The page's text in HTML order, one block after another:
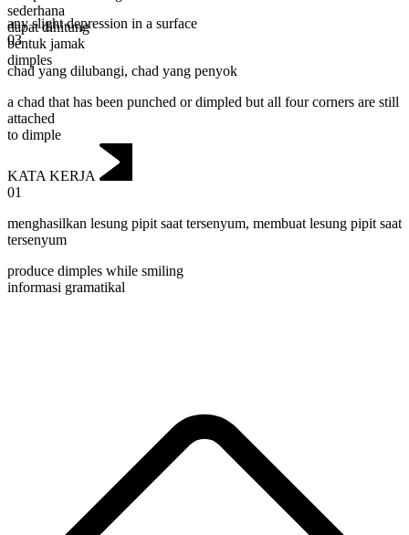
sederhana
dapat dihitung
bentuk jamak
dimples
any slight depression in a surface
03
chad yang dilubangi, chad yang penyok
a chad that has been punched or dimpled but all four corners are still
attached
to dimple
KATA KERJA
01
menghasilkan lesung pipit saat tersenyum, membuat lesung pipit saat
tersenyum
produce dimples while smiling
informasi gramatikal